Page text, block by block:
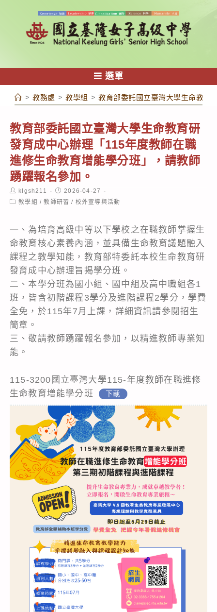
容
選單
> 教務處 > 教學組 > 教育部委託國立臺灣大學生命教育
教育部委託國立臺灣大學生命教育研
發育成中心辦理「115年度教師在職
進修生命教育增能學分班」，請教師
踴躍報名參加。
Post
author:
klgsh211
Post
published:
2026-04-27
Post教學組 / 教師研習 / 校外宣導與活動
一、為培育高級中等以下學校之在職教師掌握生
命教育核心素養內涵，並具備生命教育議題融入
課程之教學知能，教育部特委託本校生命教育研
發育成中心辦理旨揭學分班。
二、本學分班為國小組、國中組及高中職組各1
班，皆含初階課程3學分及進階課程2學分，學費
全免，於115年7月上課，詳細資訊請參閱招生
簡章。
三、敬請教師踴躍報名參加，以精進教師專業知
能。
115-3200國立臺灣大學115-年度教師在職進修
生命教育增能學分班
下載